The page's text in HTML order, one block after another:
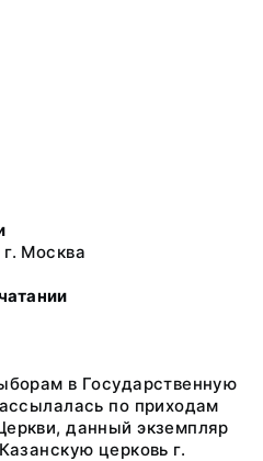
Москва
в Государственную
по приходам
данный экземпляр
церковь г.